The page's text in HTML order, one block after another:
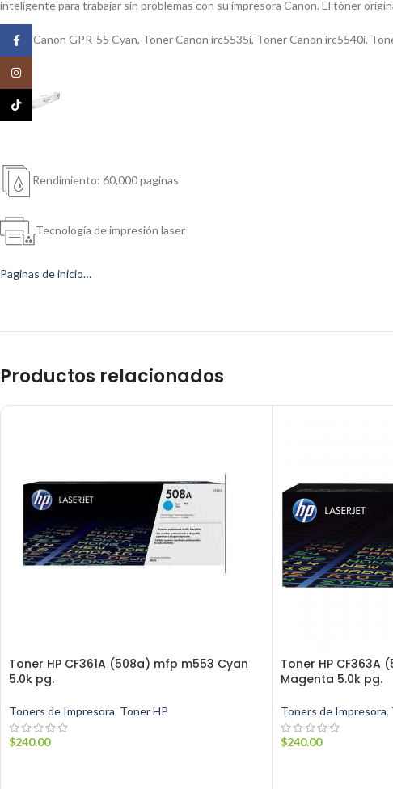
inteligente para trabajar sin problemas con su impresora Canon. El tóner
Toner Canon GPR-55 Cyan, Toner Canon irc5535i, Toner Canon irc5540i,
Rendimiento: 60,000 paginas
Tecnología de impresión laser
Paginas de inicio…
Productos relacionados
Toner HP CF361A (508a) mfp m553 Cyan
5.0k pg.
Toners de Impresora, Toner HP
$240.00
Toner HP CF363A
Magenta 5.0k pg.
Toners de Impresora,
$240.00
Facebook
TikTok